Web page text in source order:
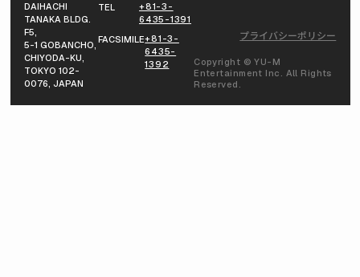
DAIHACHI
TANAKA BLDG.
F5,
5-1 GOBANCHO,
CHIYODA-KU,
TOKYO 102-
0076, JAPAN
TEL
+81-3-
6435-1391
FACSIMILE+81-3-
6435-
1392
プライバシーポリシー
Copyright © YU-M
Entertainment Inc. All Rights
Reserved.